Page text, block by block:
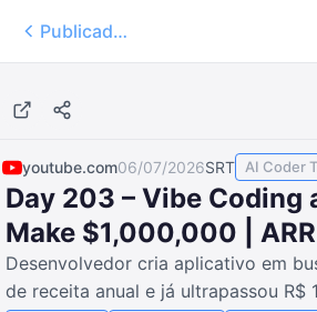
Publicados
youtube.com06/07/2026SRT
Day 203 – Vibe Coding
Make $1,000,000 |
Desenvolvedor cria aplicativo em
de receita anual e já ultrapassou R$